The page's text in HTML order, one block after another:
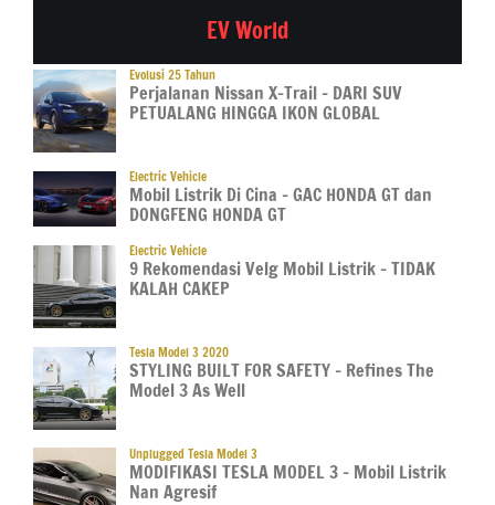
EV World
Evolusi 25 Tahun
Perjalanan Nissan X-Trail – DARI SUV
PETUALANG HINGGA IKON GLOBAL
Electric Vehicle
Mobil Listrik Di Cina – GAC HONDA GT dan
DONGFENG HONDA GT
Electric Vehicle
9 Rekomendasi Velg Mobil Listrik – TIDAK
KALAH CAKEP
Tesla Model 3 2020
STYLING BUILT FOR SAFETY – Refines The
Model 3 As Well
Unplugged Tesla Model 3
MODIFIKASI TESLA MODEL 3 – Mobil Listrik
Nan Agresif